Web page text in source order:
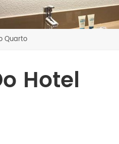
Quarto
Hotel